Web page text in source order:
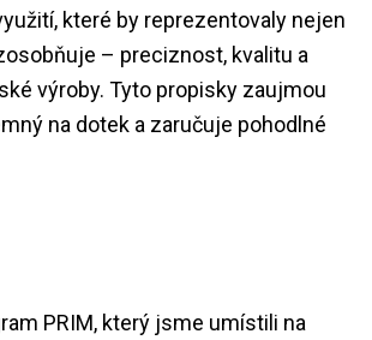
které by reprezentovaly nejen
– preciznost, kvalitu a
výroby. Tyto propisky zaujmou
na dotek a zaručuje pohodlné
PRIM, který jsme umístili na